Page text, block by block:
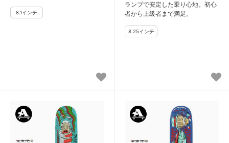
ランプで安定した乗り心地。初心
者から上級者まで満足。